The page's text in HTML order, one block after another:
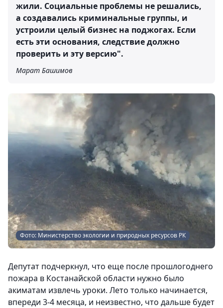
жили. Социальные проблемы не решались,
а создавались криминальные группы, и
устроили целый бизнес на поджогах. Если
есть эти основания, следствие должно
проверить и эту версию".
Марат Башимов
Фото: Министерство экологии и природных ресурсов РК
Депутат подчеркнул, что еще после прошлогоднего
пожара в Костанайской области нужно было
акиматам извлечь уроки. Лето только начинается,
впереди 3-4 месяца, и неизвестно, что дальше будет